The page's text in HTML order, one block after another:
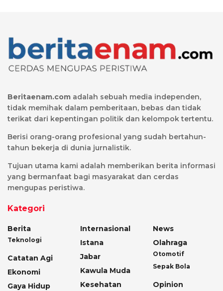
Beritaenam.com adalah sebuah media independen,
tidak memihak dalam pemberitaan, bebas dan tidak
terikat dari kepentingan politik dan kelompok tertentu.
Berisi orang-orang profesional yang sudah bertahun-
tahun bekerja di dunia jurnalistik.
Tujuan utama kami adalah memberikan berita informasi
yang bermanfaat bagi masyarakat dan cerdas
mengupas peristiwa.
Kategori
Berita
Teknologi
Catatan Agi
Ekonomi
Gaya Hidup
Internasional
Istana
Jabar
Kawula Muda
Kesehatan
News
Olahraga
Otomotif
Sepak Bola
Opinion